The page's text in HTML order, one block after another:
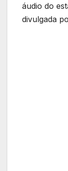
áudio do
divulgada